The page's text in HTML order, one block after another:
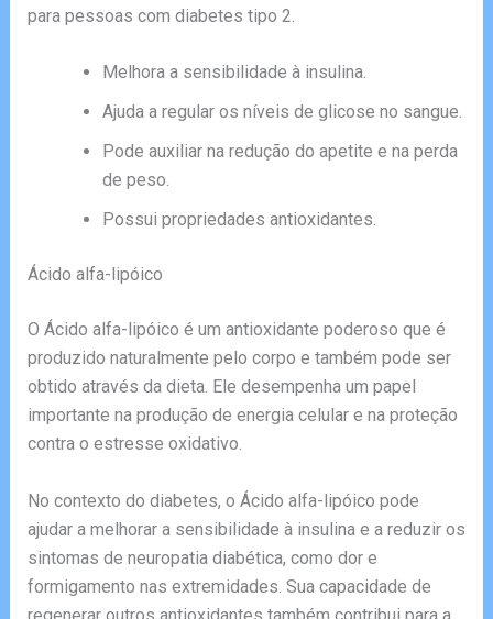
para pessoas com diabetes tipo 2.
Melhora a sensibilidade à insulina.
Ajuda a regular os níveis de glicose no sangue.
Pode auxiliar na redução do apetite e na perda
de peso.
Possui propriedades antioxidantes.
Ácido alfa-lipóico
O Ácido alfa-lipóico é um antioxidante poderoso que é
produzido naturalmente pelo corpo e também pode ser
obtido através da dieta. Ele desempenha um papel
importante na produção de energia celular e na proteção
contra o estresse oxidativo.
No contexto do diabetes, o Ácido alfa-lipóico pode
ajudar a melhorar a sensibilidade à insulina e a reduzir os
sintomas de neuropatia diabética, como dor e
formigamento nas extremidades. Sua capacidade de